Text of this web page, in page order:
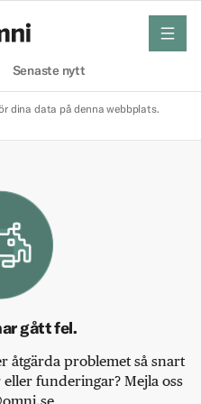
Senaste nytt
meny
dina data på denna webbplats.
gått fel.
åtgärda problemet så snart
funderingar? Mejla oss